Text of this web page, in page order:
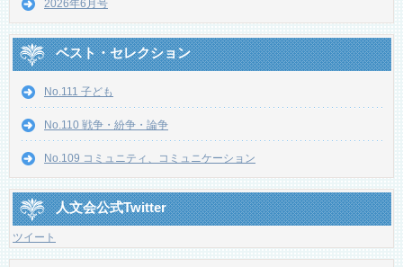
2026年6月号
ベスト・セレクション
No.111 子ども
No.110 戦争・紛争・論争
No.109 コミュニティ、コミュニケーション
人文会公式Twitter
ツイート